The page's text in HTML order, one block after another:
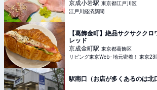
京成小岩駅 東京都江戸川区
江戸川経済新聞
【葛飾金町】絶品サクサクク
レッド
京成金町駅 東京都葛飾区
駅南口（お店が多くあるのは北